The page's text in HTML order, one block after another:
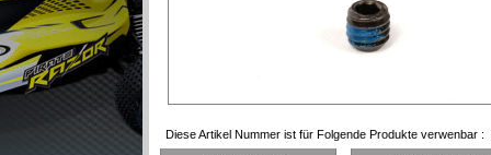
Diese Artikel Nummer ist für Folgende Produkte verwenbar :